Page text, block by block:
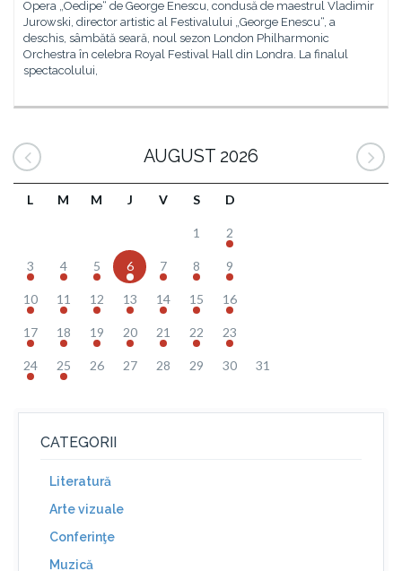
Opera „Oedipe“ de George Enescu, condusă de maestrul Vladimir
Jurowski, director artistic al Festivalului „George Enescu“, a
deschis, sâmbătă seară, noul sezon London Philharmonic
Orchestra în celebra Royal Festival Hall din Londra. La finalul
spectacolului,
AUGUST 2026
L M M J V S D
1 2
3 4 5 6 7 8 9
10 11 12 13 14 15 16
17 18 19 20 21 22 23
24 25 26 27 28 29 30 31
CATEGORII
Literatură
Arte vizuale
Conferinţe
Muzică